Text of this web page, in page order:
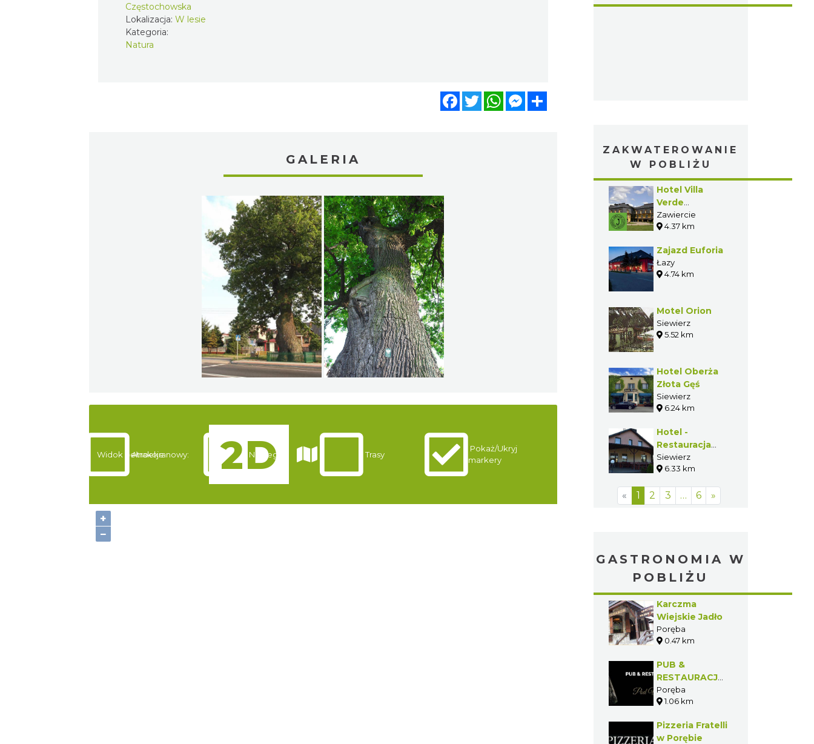
Częstochowska
Lokalizacja: W lesie
Kategoria:
Natura
FacebookTwitterWhatsAppMessenger
GALERIA
+
−
Widok pełnoekranowy:
Atrakcje Noclegi Trasy
Pokaż/Ukryj
markery
ZAKWATEROWANIE
W POBLIŻU
Hotel Villa
Verde
Congress &
SPA****
Zawiercie
4.37 km
Zajazd Euforia
Łazy
4.74 km
Motel Orion
Siewierz
5.52 km
Hotel Oberża
Złota Gęś
Siewierz
6.24 km
Hotel -
Restauracja
Albatros
Siewierz
6.33 km
« 1 2 3 … 6 »
GASTRONOMIA W
POBLIŻU
Karczma
Wiejskie Jadło
Poręba
0.47 km
PUB &
RESTAURACJA
Pod Wieżą
Poręba
1.06 km
Pizzeria Fratelli
w Porębie